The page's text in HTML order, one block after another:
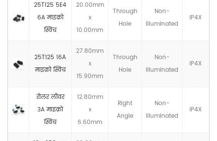
25T125 5E4
6A माइक्रो
स्विच
20.00mm
x
10.00mm
Through
Hole
Non-
llluminated
IP4X
25T125 16A
माइक्रो स्विच
27.80mm
x
15.90mm
Through
Hole
Non-
llluminated
IP4X
रोलर लीवर
3A माइक्रो
स्विच
12.80mm
x
6.60mm
Right
Angle
Non-
llluminated
IP4X